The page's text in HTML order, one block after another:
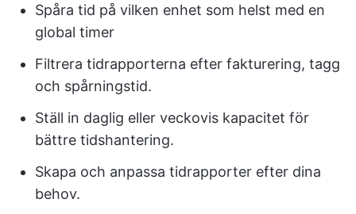
Spåra tid på vilken enhet som helst med en
global timer
Filtrera tidrapporterna efter fakturering, tagg
och spårningstid.
Ställ in daglig eller veckovis kapacitet för
bättre tidshantering.
Skapa och anpassa tidrapporter efter dina
behov.